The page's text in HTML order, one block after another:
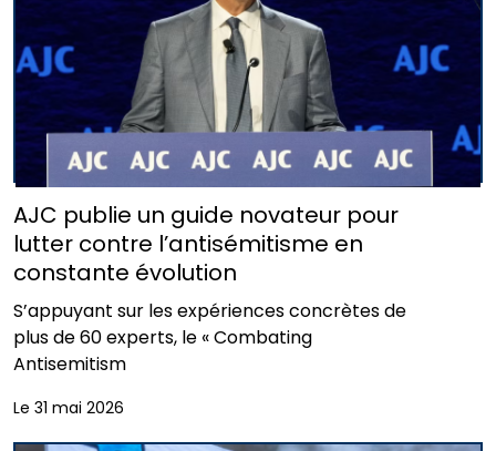
AJC publie un guide novateur pour
lutter contre l’antisémitisme en
constante évolution
S’appuyant sur les expériences concrètes de
plus de 60 experts, le « Combating
Antisemitism
Le 31 mai 2026